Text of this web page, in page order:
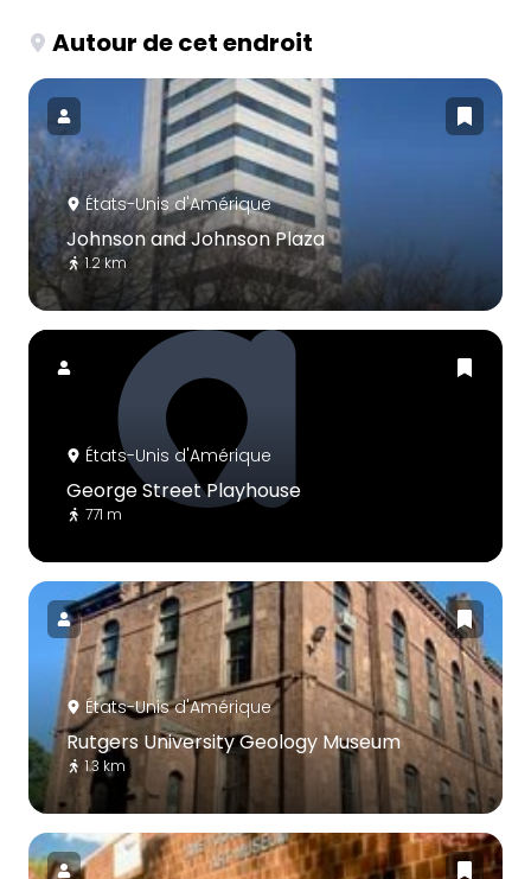
Autour de cet endroit
États-Unis d'Amérique
Johnson and Johnson Plaza
1.2 km
États-Unis d'Amérique
George Street Playhouse
771 m
États-Unis d'Amérique
Rutgers University Geology Museum
1.3 km